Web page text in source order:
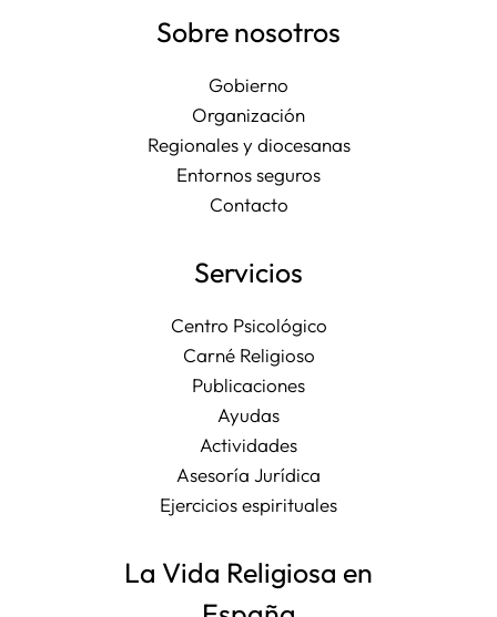
Sobre nosotros
Gobierno
Organización
Regionales y diocesanas
Entornos seguros
Contacto
Servicios
Centro Psicológico
Carné Religioso
Publicaciones
Ayudas
Actividades
Asesoría Jurídica
Ejercicios espirituales
La Vida Religiosa en